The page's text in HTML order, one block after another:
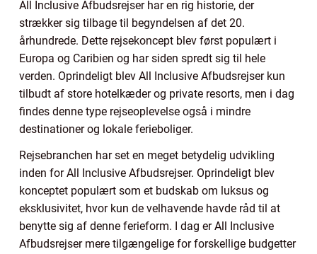
All Inclusive Afbudsrejser har en rig historie, der
strækker sig tilbage til begyndelsen af det 20.
århundrede. Dette rejsekoncept blev først populært i
Europa og Caribien og har siden spredt sig til hele
verden. Oprindeligt blev All Inclusive Afbudsrejser kun
tilbudt af store hotelkæder og private resorts, men i dag
findes denne type rejseoplevelse også i mindre
destinationer og lokale ferieboliger.
Rejsebranchen har set en meget betydelig udvikling
inden for All Inclusive Afbudsrejser. Oprindeligt blev
konceptet populært som et budskab om luksus og
eksklusivitet, hvor kun de velhavende havde råd til at
benytte sig af denne ferieform. I dag er All Inclusive
Afbudsrejser mere tilgængelige for forskellige budgetter